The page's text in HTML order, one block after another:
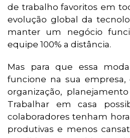
de trabalho favoritos em
evolução global da
manter um negócio
equipe 100% a distância.
Mas para que essa
funcione na sua empresa,
organização,
Trabalhar em casa
colaboradores tenham
produtivas e menos